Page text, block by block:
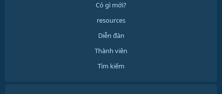
Có gì mới?
resources
Diễn đàn
Thành viên
Tìm kiếm